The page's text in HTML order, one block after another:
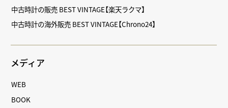
中古時計の販売 BEST VINTAGE【楽天ラクマ】
中古時計の海外販売 BEST VINTAGE【Chrono24】
メディア
WEB
BOOK